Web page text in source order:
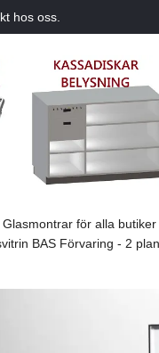
hos oss.
Glasmontrar för alla butiker
BAS Förvaring - 2